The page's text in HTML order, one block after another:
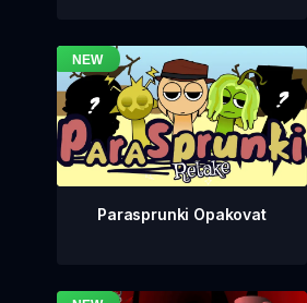
Parasprunki Opakovat